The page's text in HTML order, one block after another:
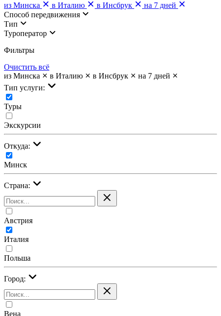
из Минска
в Италию в Инсбрук
на 7 дней
Cпособ передвижения
Тип
Туроператор
Фильтры
Очистить всё
из Минска
в Италию в Инсбрук
на 7 дней
Тип услуги:
Туры
Экскурсии
Откуда:
Минск
Страна:
Австрия
Италия
Польша
Город:
Вена